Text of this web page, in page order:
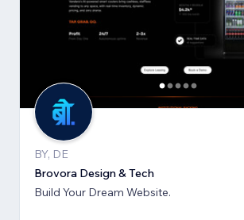
BY, DE
Brovora Design & Tech
Build Your Dream Website.